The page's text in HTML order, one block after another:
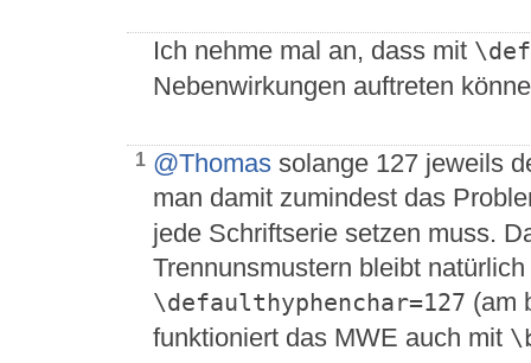
Ich nehme mal an, dass mit
Nebenwirkungen auftreten
1 @Thomas solange 127 jeweils
man damit zumindest das
jede Schriftserie setzen muss.
Trennunsmustern bleibt
\defaulthyphenchar=127 (am
funktioniert das MWE auch mit